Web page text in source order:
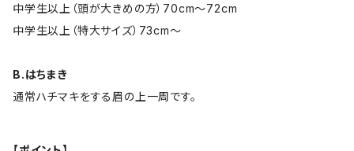
中学生以上（頭が大きめの方）70cm～72cm
中学生以上（特大サイズ）73cm～
B.はちまき
通常ハチマキをする眉の上一周です。